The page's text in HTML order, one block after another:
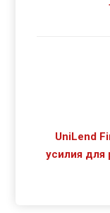
UniLend
усилия для